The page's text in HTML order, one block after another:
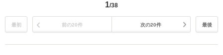
1/38
最初 前の20件 次の20件 最後